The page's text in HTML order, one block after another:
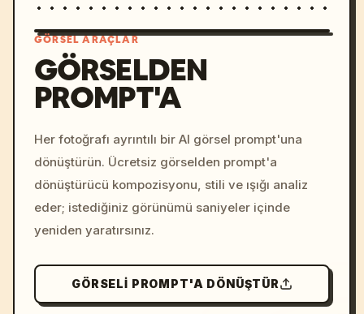
colors, 8k --v 6.0
GÖRSEL ARAÇLAR
GÖRSELDEN
PROMPT'A
Her fotoğrafı ayrıntılı bir AI görsel prompt'una
dönüştürün. Ücretsiz görselden prompt'a
dönüştürücü kompozisyonu, stili ve ışığı analiz
eder; istediğiniz görünümü saniyeler içinde
yeniden yaratırsınız.
GÖRSELI PROMPT'A DÖNÜŞTÜR